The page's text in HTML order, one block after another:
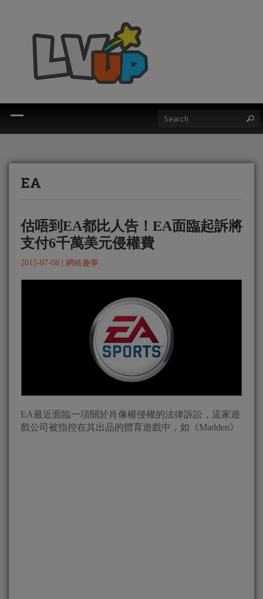
EA
估唔到EA都比人告！EA面臨起訴將
支付6千萬美元侵權費
2015-07-08 網絡趣事
EA最近面臨一項關於肖像權侵權的法律訴訟，這家遊
戲公司被指控在其出品的體育遊戲中，如《Madden》